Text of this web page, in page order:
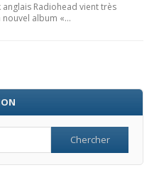
Radiohead vient très
album «…